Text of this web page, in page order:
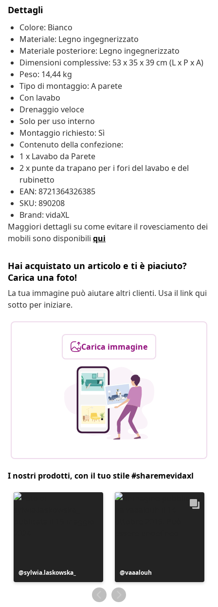
Dettagli
Colore: Bianco
Materiale: Legno ingegnerizzato
Materiale posteriore: Legno ingegnerizzato
Dimensioni complessive: 53 x 35 x 39 cm (L x P x A)
Peso: 14,44 kg
Tipo di montaggio: A parete
Con lavabo
Drenaggio veloce
Solo per uso interno
Montaggio richiesto: Sì
Contenuto della confezione:
1 x Lavabo da Parete
2 x punte da trapano per i fori del lavabo e del
rubinetto
EAN: 8721364326385
SKU: 890208
Brand: vidaXL
Maggiori dettagli su come evitare il rovesciamento dei
mobili sono disponibili qui
Hai acquistato un articolo e ti è piaciuto?
Carica una foto!
La tua immagine può aiutare altri clienti. Usa il link qui
sotto per iniziare.
Carica immagine
I nostri prodotti, con il tuo stile #sharemevidaxl
Post
pubblicato
sylwia.laskowska_
Post
pubblicato
da
vaaalouh